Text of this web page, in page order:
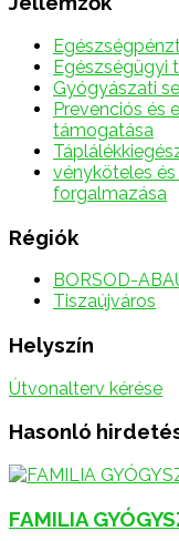
Egészségügyi
Gyógyászati
Prevenciós és
támogatása
vényköteles
forgalmazása
Régiók
BORSOD-
Tiszaújváros
Helyszín
Útvonalterv kérése
Hasonló
FAMILIA